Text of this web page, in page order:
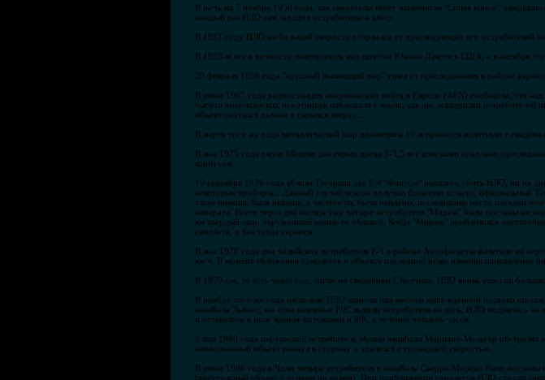
В ночь на 7 ноября 1950 года, как свидетельствует знаменитая "Синяя книга",
каждый раз НЛО сам заходил истребителю в хвост...
В 1951 году НЛО на большой скорости оторвался от преследующих его истребителей
В 1953-м все в точности повторилось над штатом Южная Дакота в США, а в октябре
20 февраля 1956 года "крупный пылающий шар" ушел от преследования в районе
В июне 1967 года радиостанция американских войск в Европе (AFN) сообщила, что
тысячи американских пехотинцев наблюдали с земли, как две эскадрильи
объект окутался дымом и скрылся вверху...
В марте того же года металлический шар диаметром 10 м пронесся вплотную с
В мае 1975 года около Мехико два серых диска 3-3,5 м с плоскими куполами
корпусом...
19 сентября 1976 года вблизи Тегерана два F-4 "Фантом" пытались сбить НЛО, но на
некоторые приборы... Данный случай вскоре получил большую огласку, официальный
такая помощь была оказана, в частности, были найдены, исследованы место посадки
аппарата. Всего через два месяца уже четыре истребителя "Мираж" были посланы на
км твердый шар, окруженный каким-то облаком. Когда "Мираж" приблизился
самолета, и без труда скрылся.
В мае 1978 года два чилийских истребителя F-5 в районе Антофагасты вылетели на
км/ч. В момент сближения самолетов и объекта последний резко изменил направление
В 1979-ом, то есть через год, согласно сведениям Г.Колчина, НЛО вновь ушел на
В ноябре того же года несколько НЛО зависли над местом вынужденной посадки
авиабазы Льянос, но едва наземные РЛС вывели истребителя на цель, НЛО поднялись
и оставались в поле зрения фотокамер и РЛС в течение четырех часов...
9 мая 1980 года перуанский истребитель вблизи авиабазы Мариано-Мельгар
неопознанный объект рванул в сторону и удалился с громадной скоростью...
В июне 1980 года в Чили четыре истребителя с авиабазы Сьерра-Морено были
(треугольный объект с огнями по краям). При приближении самолетов НЛО стал